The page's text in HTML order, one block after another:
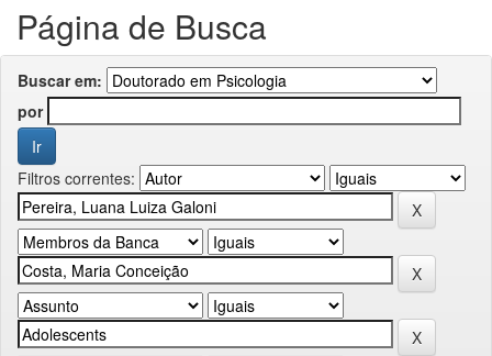
Página de Busca
Buscar em:
por
Filtros correntes: